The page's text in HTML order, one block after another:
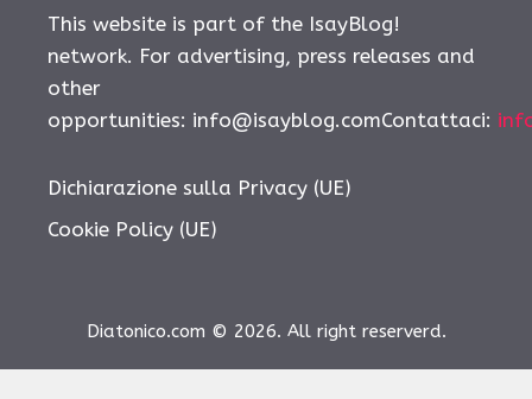
This website is part of the IsayBlog!
network. For advertising, press releases and
other
opportunities: info@isayblog.comContattaci:
Dichiarazione sulla Privacy (UE)
Cookie Policy (UE)
Diatonico.com © 2026. All right reserverd.